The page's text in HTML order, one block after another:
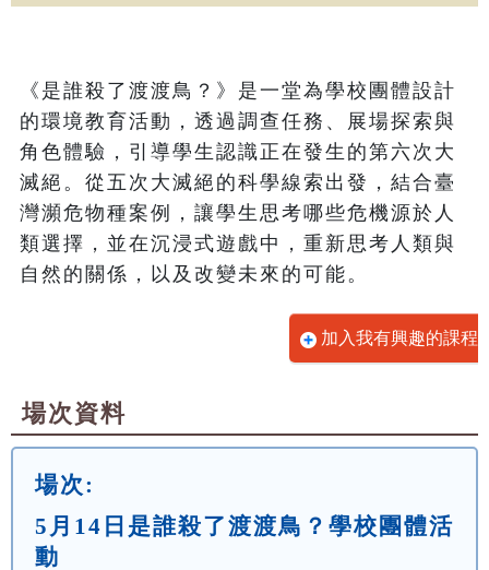
《是誰殺了渡渡鳥？》是一堂為學校團體設計
的環境教育活動，透過調查任務、展場探索與
角色體驗，引導學生認識正在發生的第六次大
滅絕。從五次大滅絕的科學線索出發，結合臺
灣瀕危物種案例，讓學生思考哪些危機源於人
類選擇，並在沉浸式遊戲中，重新思考人類與
自然的關係，以及改變未來的可能。
加入我有興趣的課程
場次資料
場次:
5月14日是誰殺了渡渡鳥？學校團體活
動